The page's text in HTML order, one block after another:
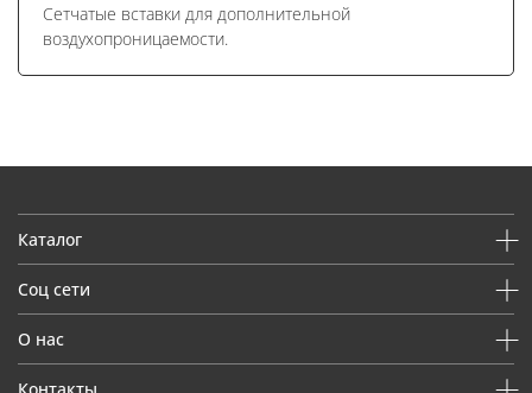
Сетчатые вставки для дополнительной
воздухопроницаемости.
Каталог
Соц сети
О нас
Контакты